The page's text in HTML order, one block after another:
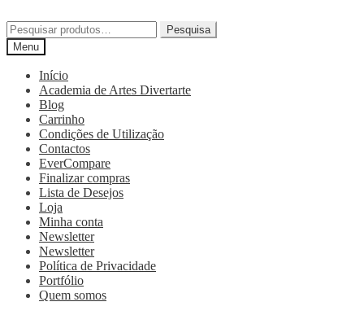
Pesquisa
Menu
Início
Academia de Artes Divertarte
Blog
Carrinho
Condições de Utilização
Contactos
EverCompare
Finalizar compras
Lista de Desejos
Loja
Minha conta
Newsletter
Newsletter
Política de Privacidade
Portfólio
Quem somos